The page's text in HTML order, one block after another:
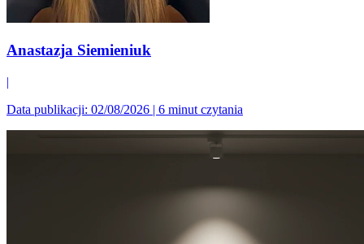
Anastazja Siemieniuk
|
Data publikacji: 02/08/2026 | 6 minut czytania